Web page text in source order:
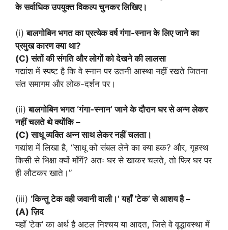
के सर्वाधिक उपयुक्त विकल्प चुनकर लिखिए।
(i)बालगोबिन भगत का प्रत्येक वर्ष गंगा-स्नान के लिए जाने का
प्रमुख कारण क्या था?
(C) संतों की संगति और लोगों को देखने की लालसा
गद्यांश में स्पष्ट है कि वे स्नान पर उतनी आस्था नहीं रखते जितना
संत समागम और लोक-दर्शन पर।
(ii)बालगोबिन भगत ‘गंगा-स्नान’ जाने के दौरान घर से अन्न लेकर
नहीं चलते थे क्योंकि –
(C) साधू व्यक्ति अन्न साथ लेकर नहीं चलता।
गद्यांश में लिखा है, “साधू को संबल लेने का क्या हक? और, गृहस्थ
किसी से भिक्षा क्यों माँगें? अतः घर से खाकर चलते, तो फिर घर पर
ही लौटकर खाते।”
(iii) ‘किन्तु टेक वही जवानी वाली।’ यहाँ ‘टेक’ से आशय है –
(A) ज़िद
यहाँ ‘टेक’ का अर्थ है अटल निश्चय या आदत, जिसे वे वृद्धावस्था में